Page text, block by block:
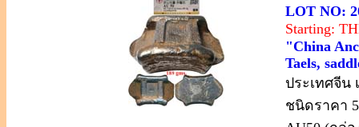
LOT NO:
Starting:
"China
Taels,
ประเทศจีน
ชนิดราคา